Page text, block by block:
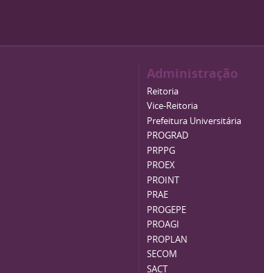
Administração
Reitoria
Vice-Reitoria
Prefeitura Universitária
PROGRAD
PRPPG
PROEX
PROINT
PRAE
PROGEPE
PROAGI
PROPLAN
SECOM
SACT